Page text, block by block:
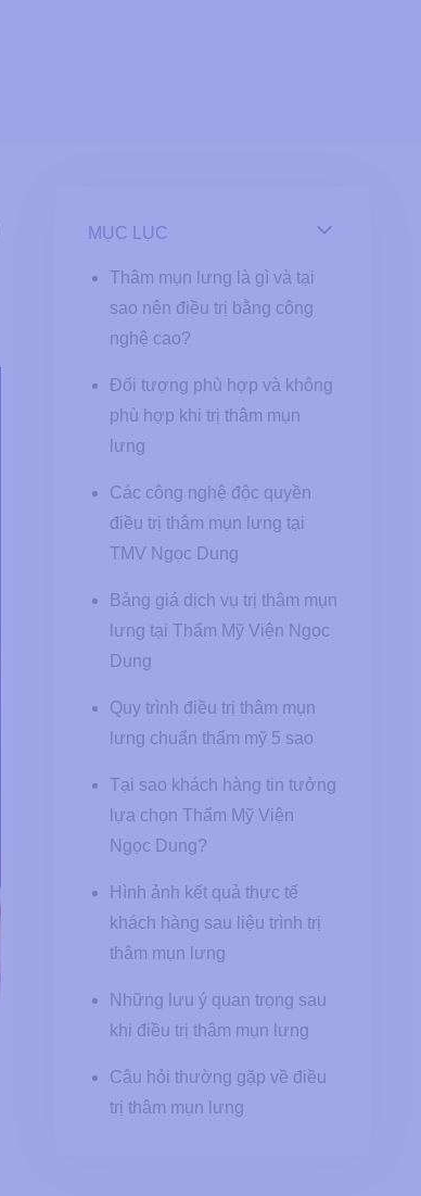
MỤC LỤC
Thâm mụn lưng là gì và tại
sao nên điều trị bằng công
nghệ cao?
Đối tượng phù hợp và không
phù hợp khi trị thâm mụn
lưng
Các công nghệ độc quyền
điều trị thâm mụn lưng tại
TMV Ngọc Dung
Bảng giá dịch vụ trị thâm mụn
lưng tại Thẩm Mỹ Viện Ngọc
Dung
Quy trình điều trị thâm mụn
lưng chuẩn thẩm mỹ 5 sao
Tại sao khách hàng tin tưởng
lựa chọn Thẩm Mỹ Viện
Ngọc Dung?
Hình ảnh kết quả thực tế
khách hàng sau liệu trình trị
thâm mụn lưng
Những lưu ý quan trọng sau
khi điều trị thâm mụn lưng
Câu hỏi thường gặp về điều
trị thâm mụn lưng